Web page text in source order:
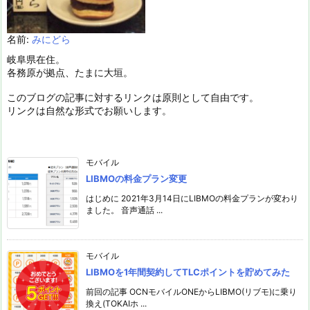
名前: みにどら
岐阜県在住。
各務原が拠点、たまに大垣。
このブログの記事に対するリンクは原則として自由です。
リンクは自然な形式でお願いします。
モバイル
LIBMOの料金プラン変更
はじめに 2021年3月14日にLIBMOの料金プランが変わり
ました。 音声通話 ...
モバイル
LIBMOを1年間契約してTLCポイントを貯めてみた
前回の記事 OCNモバイルONEからLIBMO(リブモ)に乗り
換え(TOKAIホ ...